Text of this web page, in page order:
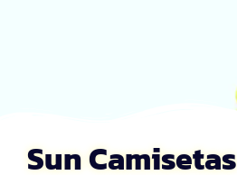
Sun Camisetas